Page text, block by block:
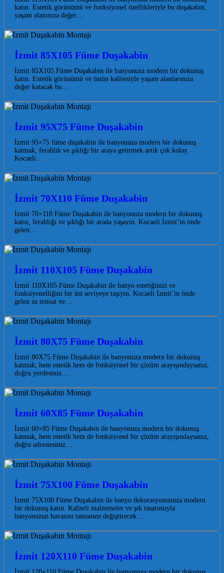
katın. Estetik görünümü ve fonksiyonel özellikleriyle bu duşakabin,
yaşam alanınıza değer…
İzmit 85X105 Füme Duşakabin
İzmit 85X105 Füme Duşakabin ile banyonuza modern bir dokunuş
katın. Estetik görünümü ve üstün kalitesiyle yaşam alanlarınıza
değer katacak bu…
İzmit 95X75 Füme Duşakabin
İzmit 95×75 füme duşakabin ile banyonuza modern bir dokunuş
katmak, ferahlık ve şıklığı bir araya getirmek artık çok kolay.
Kocaeli…
İzmit 70X110 Füme Duşakabin
İzmit 70×110 Füme Duşakabin ile banyonuza modern bir dokunuş
katın, ferahlığı ve şıklığı bir arada yaşayın. Kocaeli İzmit’in önde
gelen…
İzmit 110X105 Füme Duşakabin
İzmit 110X105 Füme Duşakabin ile banyo estetiğinizi ve
fonksiyonelliğini bir üst seviyeye taşıyın. Kocaeli İzmit’in önde
gelen su tesisat ve…
İzmit 80X75 Füme Duşakabin
İzmit 80X75 Füme Duşakabin ile banyonuza modern bir dokunuş
katmak, hem estetik hem de fonksiyonel bir çözüm arayışındaysanız,
doğru yerdesiniz.…
İzmit 60X85 Füme Duşakabin
İzmit 60×85 Füme Duşakabin ile banyonuza modern bir dokunuş
katmak, hem estetik hem de fonksiyonel bir çözüm arayışındaysanız,
doğru adrestesiniz.…
İzmit 75X100 Füme Duşakabin
İzmit 75X100 Füme Duşakabin ile banyo dekorasyonunuza modern
bir dokunuş katın. Kaliteli malzemeler ve şık tasarımıyla
banyonuzun havasını tamamen değiştirecek…
İzmit 120X110 Füme Duşakabin